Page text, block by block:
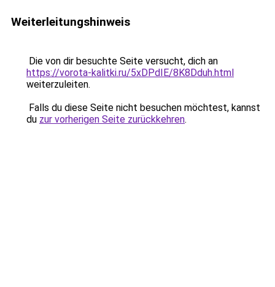
Weiterleitungshinweis
Die von dir besuchte Seite versucht, dich an
https://vorota-kalitki.ru/5xDPdIE/8K8Dduh.html
weiterzuleiten.
Falls du diese Seite nicht besuchen möchtest, kannst
du zur vorherigen Seite zurückkehren.